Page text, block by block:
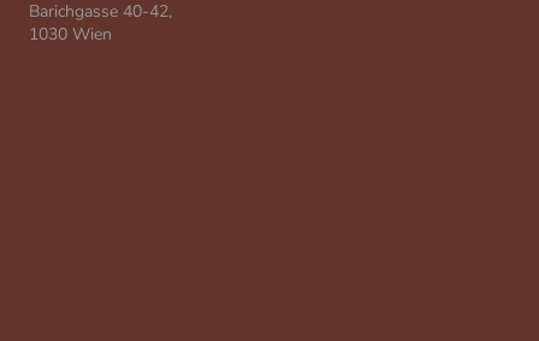
Barichgasse 40-42,
1030 Wien